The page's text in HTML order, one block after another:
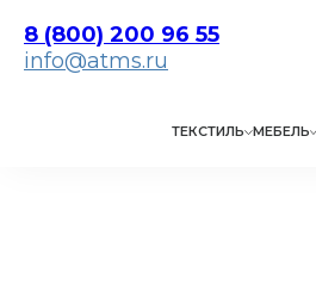
8 (800) 200 96 55
info@atms.ru
ТЕКСТИЛЬ МЕБЕЛЬ